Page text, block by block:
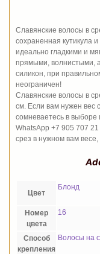
Славянские волосы в
сохраненная кутикула
идеально гладкими и
прямыми, волнистыми,
силикон, при
неограничен!
Славянские волосы в
см. Если вам нужен вес
сомневаетесь в выборе
WhatsApp +7 905 707
срез в нужном вам
Цвет
Блонд
Номер
цвета
16
Способ
крепления
Волосы на